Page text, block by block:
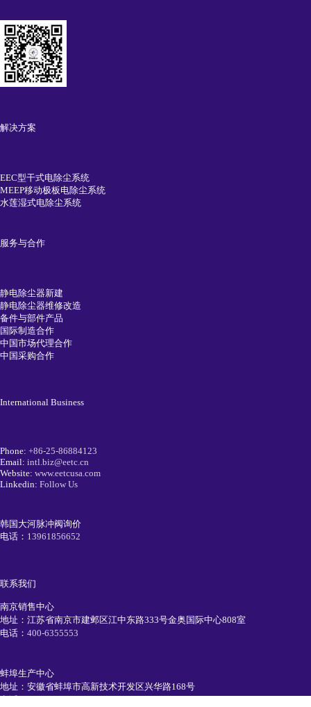
解决方案
EEC型干式电除尘系统
MEEP移动极板电除尘系统
水莲湿式电除尘系统
服务与合作
静电除尘器新建
静电除尘器维修改造
备件与部件产品
国际制造合作
中国市场代理合作
中国采购合作
International Business
Phone: +86-25-86884123
Email: intl.biz@eetc.cn
Website: www.eetcusa.com
Linkedin: Follow Us
韩国大河脉冲阀询价
电话： 13961856652
联系我们
南京销售中心
地址：江苏省南京市建邺区江中东路333号金奥国际中心808室
电话： 400-6355553
蚌埠生产中心
地址：安徽省蚌埠市高新技术开发区兴华路168号